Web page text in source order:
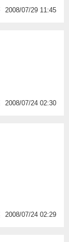
2008/07/29 11:45
2008/07/24 02:30
2008/07/24 02:29